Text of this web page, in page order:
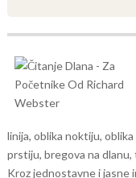
linija, oblika noktiju,
prstiju, bregova na
Kroz jednostavne i jasne